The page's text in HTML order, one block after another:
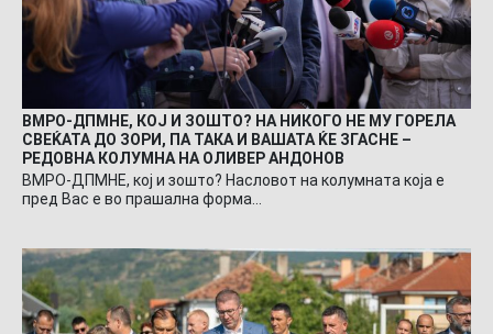
ВМРО-ДПМНЕ, КОЈ И ЗОШТО? НА НИКОГО НЕ МУ ГОРЕЛА
СВЕЌАТА ДО ЗОРИ, ПА ТАКА И ВАШАТА ЌЕ ЗГАСНЕ –
РЕДОВНА КОЛУМНА НА ОЛИВЕР АНДОНОВ
ВМРО-ДПМНЕ, кој и зошто? Насловот на колумната која е
пред Вас е во прашална форма…